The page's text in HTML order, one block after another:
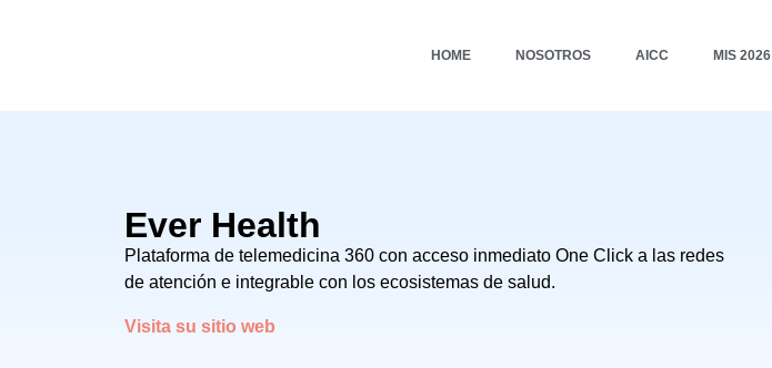
HOME NOSOTROS AICC MIS 2026
Ever Health
Plataforma de telemedicina 360 con acceso inmediato One Click a las redes
de atención e integrable con los ecosistemas de salud.
Visita su sitio web